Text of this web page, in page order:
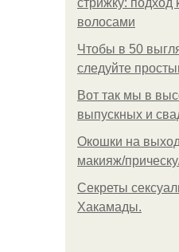
стрижку: подход
волосами
Чтобы в 50
следуйте
Вот так мы в
выпускных и
Окошки на
макияж/
Секреты
Хакамады.